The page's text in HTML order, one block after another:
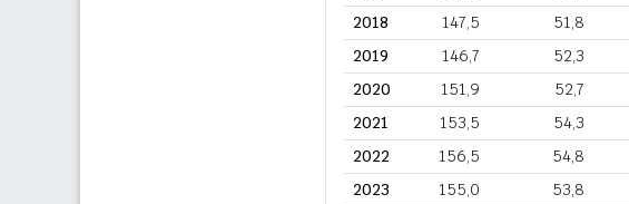
2018
147,5 51,8
2019
146,7 52,3
2020
151,9 52,7
2021
153,5 54,3
2022
156,5 54,8
2023
155,0 53,8